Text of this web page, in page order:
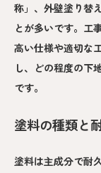
称」、外壁塗り替
とが多いです。工
高い仕様や適切な
し、どの程度の下
です。
塗料の種類と
塗料は主成分で耐